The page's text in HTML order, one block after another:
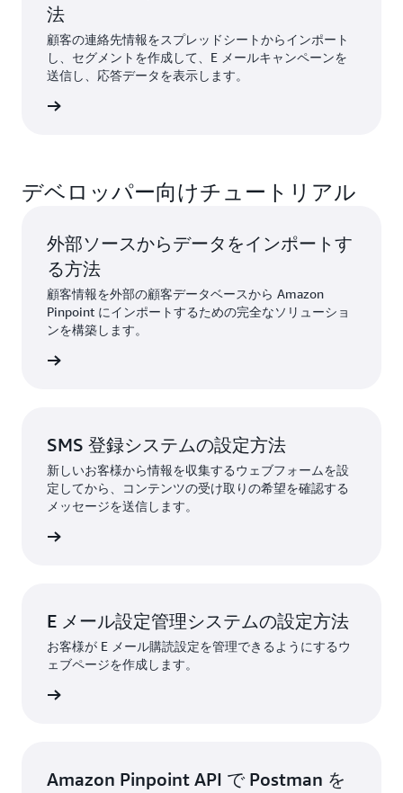
法
顧客の連絡先情報をスプレッドシートからインポート
し、セグメントを作成して、E メールキャンペーンを
送信し、応答データを表示します。
デベロッパー向けチュートリアル
外部ソースからデータをインポートす
る方法
顧客情報を外部の顧客データベースから Amazon
Pinpoint にインポートするための完全なソリューショ
ンを構築します。
SMS 登録システムの設定方法
新しいお客様から情報を収集するウェブフォームを設
定してから、コンテンツの受け取りの希望を確認する
メッセージを送信します。
E メール設定管理システムの設定方法
お客様が E メール購読設定を管理できるようにするウ
ェブページを作成します。
Amazon Pinpoint API で Postman を